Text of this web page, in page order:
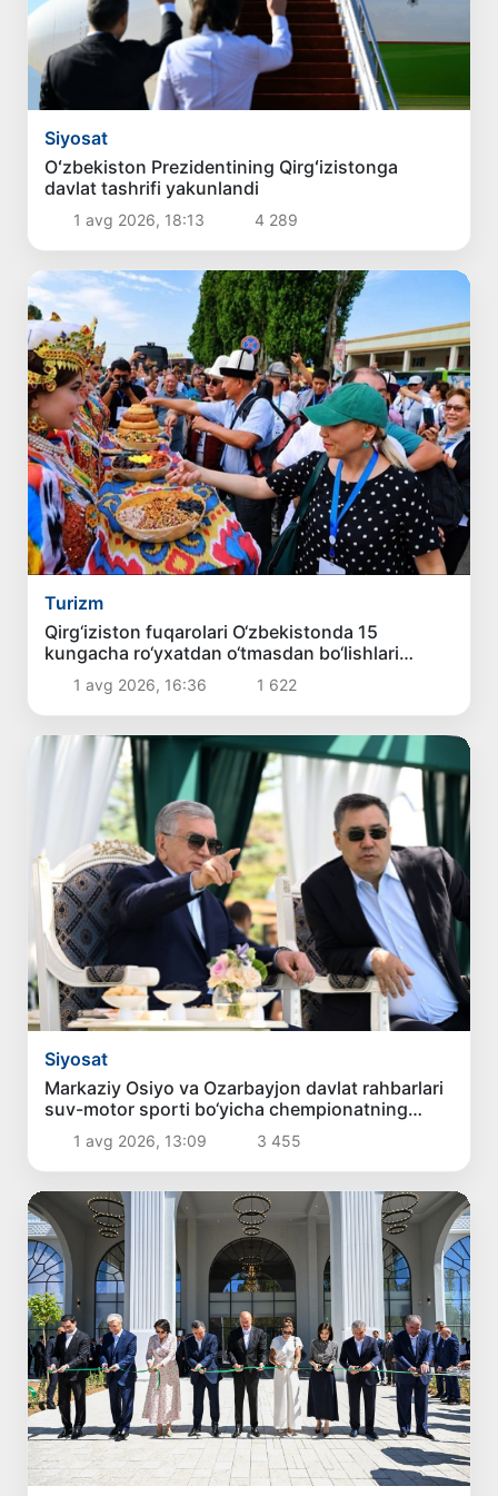
Siyosat
Oʻzbekiston Prezidentining Qirgʻizistonga
davlat tashrifi yakunlandi
1 avg 2026, 18:13 4 289
Turizm
Qirg‘iziston fuqarolari O‘zbekistonda 15
kungacha ro‘yxatdan o‘tmasdan bo‘lishlari
mumkin
1 avg 2026, 16:36 1 622
Siyosat
Markaziy Osiyo va Ozarbayjon davlat rahbarlari
suv-motor sporti bo‘yicha chempionatning
ochilishida ishtirok etdilar
1 avg 2026, 13:09 3 455